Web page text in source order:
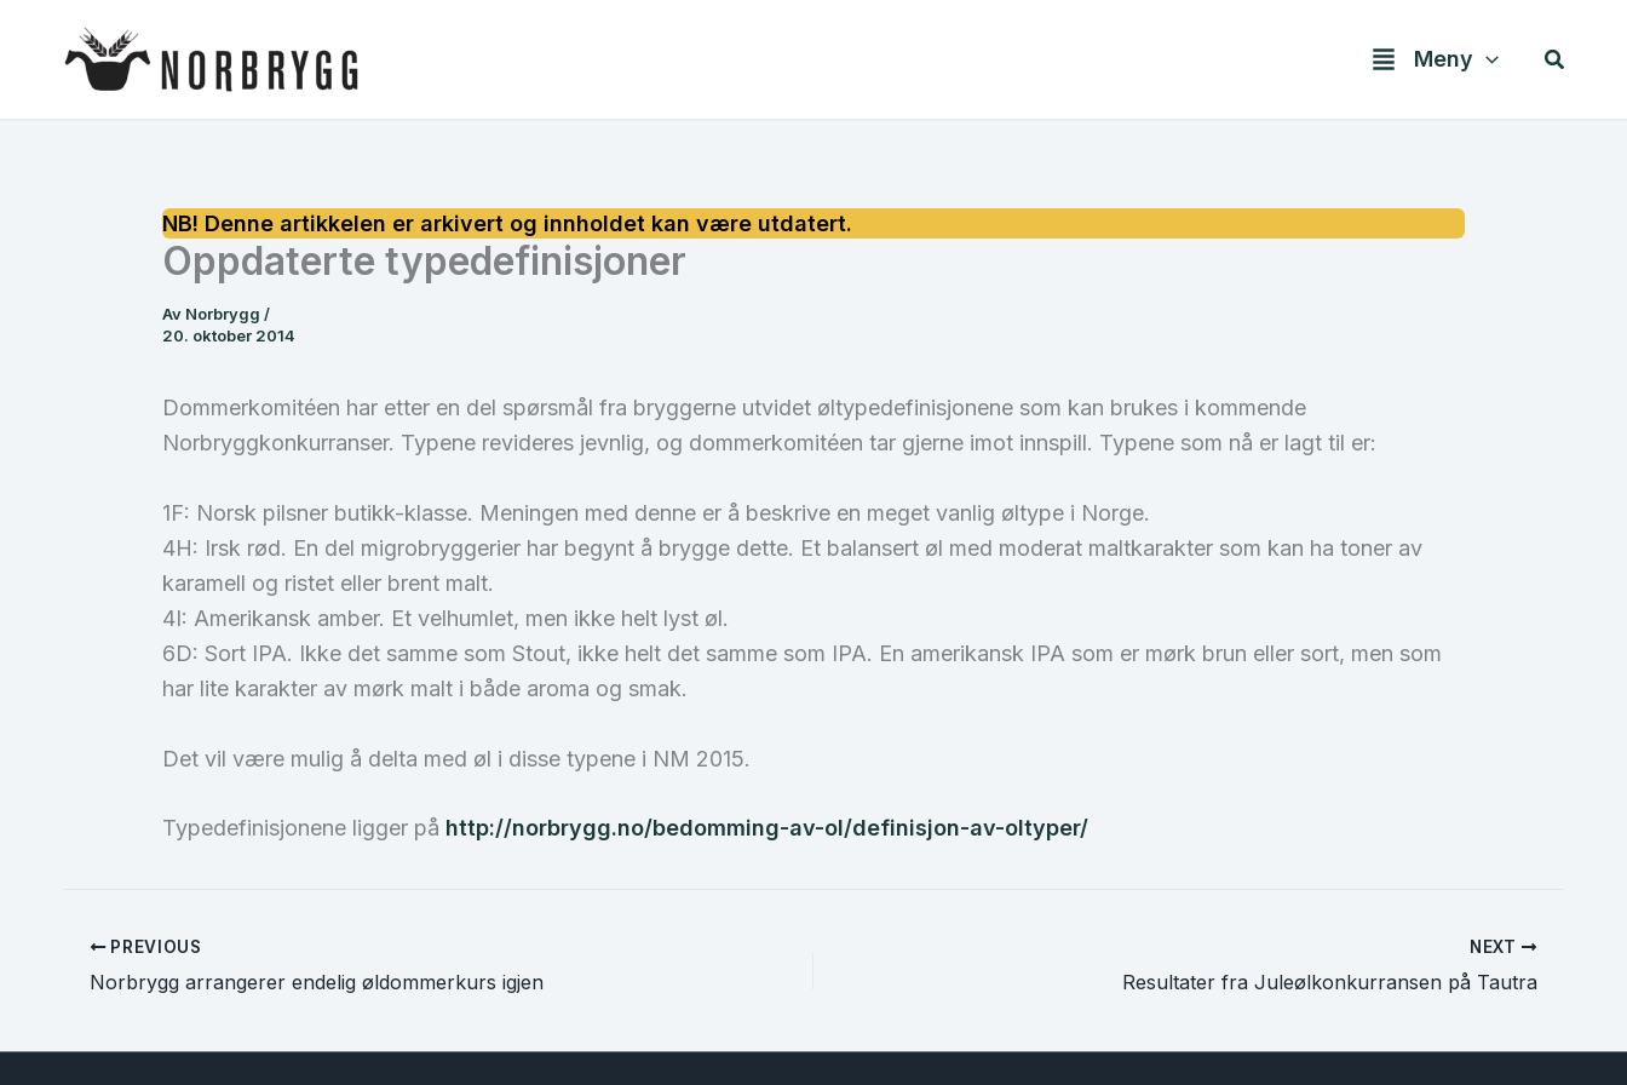
Meny Søk
Oppdaterte typedefinisjoner
Av Norbrygg /
20. oktober 2014
Dommerkomitéen har etter en del spørsmål fra bryggerne utvidet øltypedefinisjonene som kan brukes i kommende
Norbryggkonkurranser. Typene revideres jevnlig, og dommerkomitéen tar gjerne imot innspill. Typene som nå er lagt til er:
1F: Norsk pilsner butikk-klasse. Meningen med denne er å beskrive en meget vanlig øltype i Norge.
4H: Irsk rød. En del migrobryggerier har begynt å brygge dette. Et balansert øl med moderat maltkarakter som kan ha toner av
karamell og ristet eller brent malt.
4I: Amerikansk amber. Et velhumlet, men ikke helt lyst øl.
6D: Sort IPA. Ikke det samme som Stout, ikke helt det samme som IPA. En amerikansk IPA som er mørk brun eller sort, men som
har lite karakter av mørk malt i både aroma og smak.
Det vil være mulig å delta med øl i disse typene i NM 2015.
Typedefinisjonene ligger på http://norbrygg.no/bedomming-av-ol/definisjon-av-oltyper/
PREVIOUS
Norbrygg arrangerer endelig øldommerkurs igjen
NEXT
Resultater fra Juleølkonkurransen på Tautra